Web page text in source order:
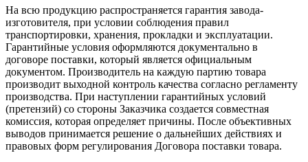
На всю продукцию распространяется гарантия завода-
изготовителя, при условии соблюдения правил
транспортировки, хранения, прокладки и эксплуатации.
Гарантийные условия оформляются документально в
договоре поставки, который является официальным
документом. Производитель на каждую партию товара
производит выходной контроль качества согласно регламенту
производства. При наступлении гарантийных условий
(претензий) со стороны Заказчика создается совместная
комиссия, которая определяет причины. После объективных
выводов принимается решение о дальнейших действиях и
правовых форм регулирования Договора поставки товара.